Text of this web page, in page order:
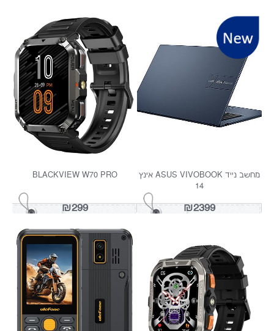
טאבלט מוקשח SIT-208W-
WINDOWS
₪2949
טאבלט מוקשח SIT-302W-
₪3999